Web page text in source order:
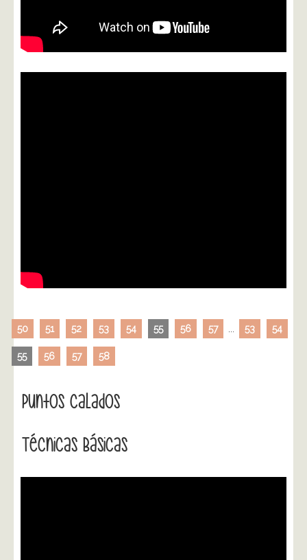
50 51 52 53 54 55 56 57 53 54
55 56 57 58
Puntos Calados
Técnicas Básicas